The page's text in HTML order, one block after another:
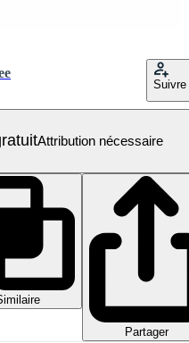
Suivre
Attribution nécessaire
Partager